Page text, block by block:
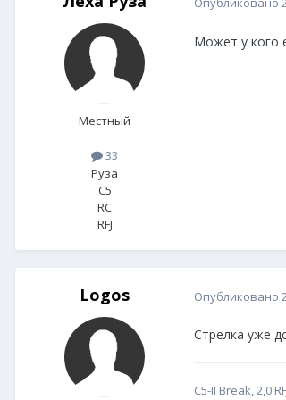
Местный
33
Руза
C5
RC
RFJ
Может у кого
Logos Опубликовано
Стрелка уже
С5-II Break, 2,0